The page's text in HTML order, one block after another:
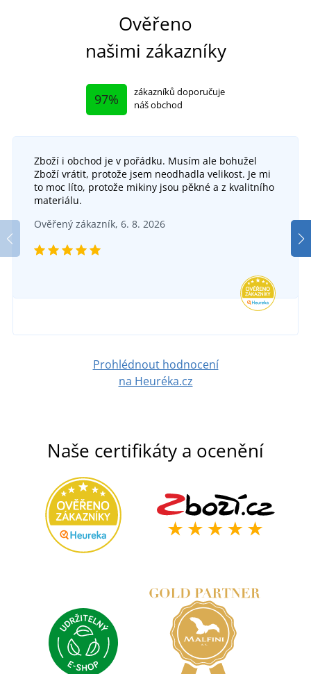
Ověřeno
našimi zákazníky
97%
zákazníků doporučuje
náš obchod
Zboží i obchod je v pořádku. Musím ale bohužel
Zboží vrátit, protože jsem neodhadla velikost. Je mi
to moc líto, protože mikiny jsou pěkné a z kvalitního
materiálu.
Ověřený zákazník, 6. 8. 2026
Prohlédnout hodnocení
na Heuréka.cz
Naše certifikáty a ocenění